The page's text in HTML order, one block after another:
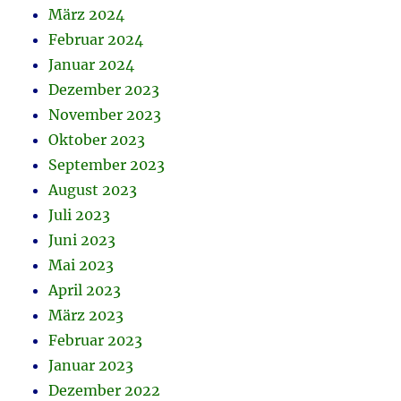
März 2024
Februar 2024
Januar 2024
Dezember 2023
November 2023
Oktober 2023
September 2023
August 2023
Juli 2023
Juni 2023
Mai 2023
April 2023
März 2023
Februar 2023
Januar 2023
Dezember 2022